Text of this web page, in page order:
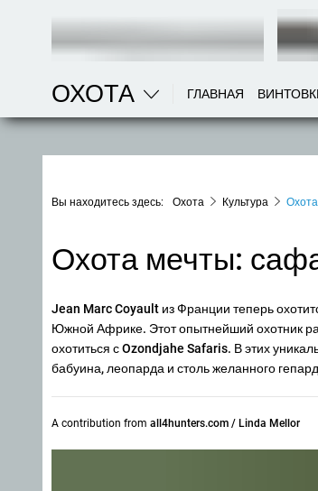
ОХОТА ГЛАВНАЯ
Вы находитесь здесь: Охота Культура
Охота мечты:
Jean Marc Coyault из Франции теперь
Южной Африке. Этот опытнейший охотник
охотиться с Ozondjahe Safaris. В этих
бабуина, леопарда и столь желанного
A contribution from all4hunters.com / Linda Mellor